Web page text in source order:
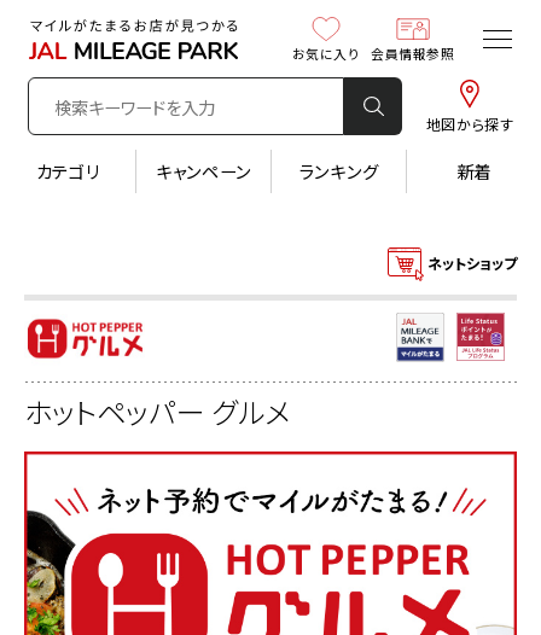
地図から探す
お気に入り 会員情報参照
カテゴリ キャンペーン ランキング 新着
ネットショップ
ホットペッパー グルメ